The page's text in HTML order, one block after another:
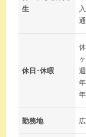
生
休日･休暇
勤務地